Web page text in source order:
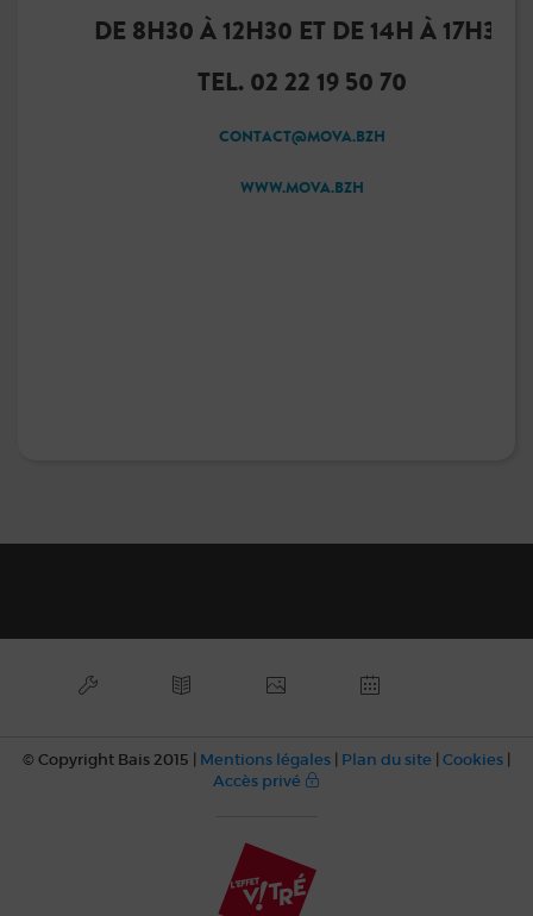
DE 8H30 À 12H30 ET DE 14H À 17H30
TEL. 02 22 19 50 70
CONTACT@MOVA.BZH
WWW.MOVA.BZH
© Copyright Bais 2015 | Mentions légales | Plan du site | Cookies |
Accès privé